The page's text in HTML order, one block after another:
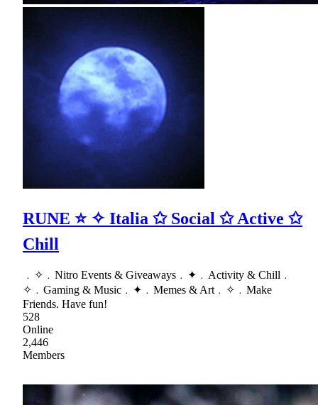
RUNE ⭐ ✧ Italia ✩ Social ✩ Active ✩
Chill
﹒✧﹒Nitro Events & Giveaways﹒✦﹒Activity & Chill﹒
✧﹒Gaming & Music﹒✦﹒Memes & Art﹒✧﹒Make
Friends. Have fun!
528
Online
2,446
Members